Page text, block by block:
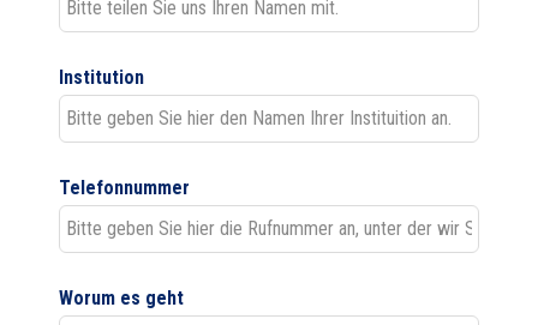
Insti­tu­tion
Tele­fon­num­mer
Worum es geht